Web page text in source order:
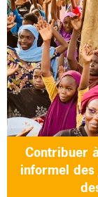
Contribuer
informel